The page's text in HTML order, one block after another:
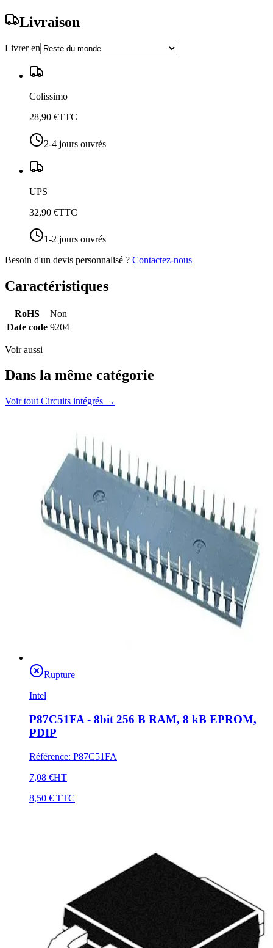
Livraison
Livrer en
Colissimo
28,90 €TTC
2-4 jours ouvrés
UPS
32,90 €TTC
1-2 jours ouvrés
Besoin d'un devis personnalisé ? Contactez-nous
Caractéristiques
RoHS
Non
Date code 9204
Voir aussi
Dans la même catégorie
Voir tout Circuits intégrés →
Rupture
Intel
P87C51FA - 8bit 256 B RAM, 8 kB EPROM,
PDIP
Référence: P87C51FA
7,08 €HT
8,50 € TTC